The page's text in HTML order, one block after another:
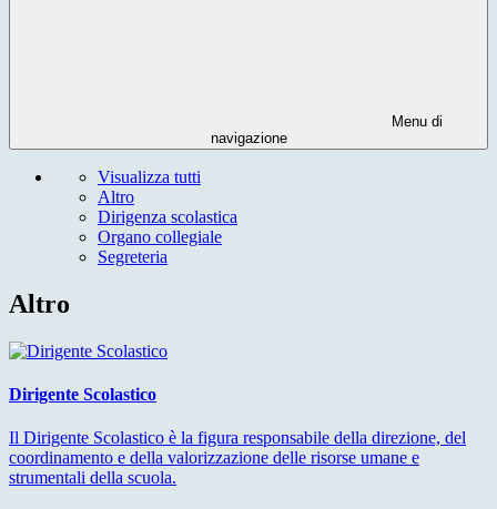
Menu di
navigazione
Visualizza tutti
Altro
Dirigenza scolastica
Organo collegiale
Segreteria
Altro
Dirigente Scolastico
Il Dirigente Scolastico è la figura responsabile della direzione, del
coordinamento e della valorizzazione delle risorse umane e
strumentali della scuola.